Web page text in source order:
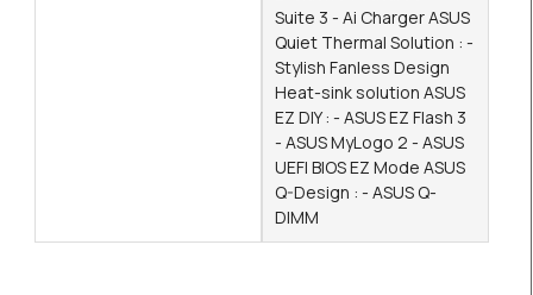
Suite 3 - Ai Charger ASUS
Quiet Thermal Solution : -
Stylish Fanless Design
Heat-sink solution ASUS
EZ DIY : - ASUS EZ Flash 3
- ASUS MyLogo 2 - ASUS
UEFI BIOS EZ Mode ASUS
Q-Design : - ASUS Q-
DIMM